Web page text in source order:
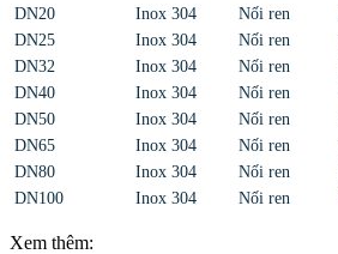
DN20 Inox 304 Nối ren
DN25
Inox 304 Nối ren
DN32
Inox 304 Nối ren
DN40
Inox 304 Nối ren
DN50
Inox 304 Nối ren
DN65
Inox 304 Nối ren
DN80
Inox 304 Nối ren
DN100
Inox 304 Nối ren
Xem thêm: